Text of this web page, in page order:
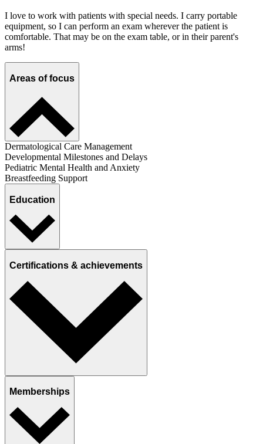
I love to work with patients with special needs. I carry portable
equipment, so I can perform an exam wherever the patient is
comfortable. That may be on the exam table, or in their parent's
arms!
Areas of focus
Dermatological Care Management
Developmental Milestones and Delays
Pediatric Mental Health and Anxiety
Breastfeeding Support
Education
Certifications & achievements
Memberships